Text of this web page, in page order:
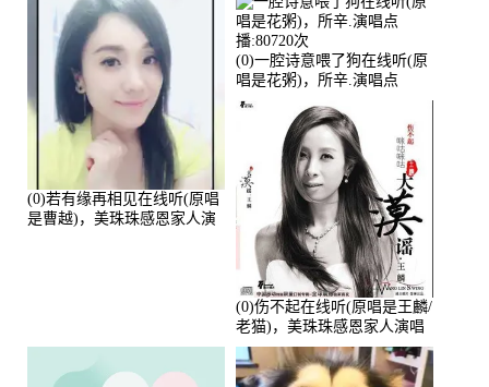
(0)若有缘再相见在线听(原唱
是曹越)，美珠珠感恩家人演
(0)一腔诗意喂了狗在线听(原
唱是花粥)，所辛.演唱点
播:80720次
(0)伤不起在线听(原唱是王麟/
老猫)，美珠珠感恩家人演唱
点播:80218次